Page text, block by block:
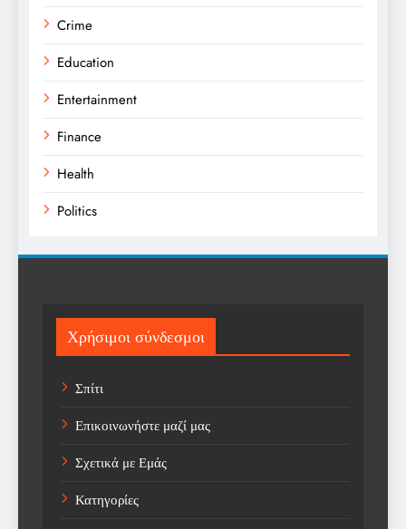
Crime
Education
Entertainment
Finance
Health
Politics
Sports
Technology
Trending
Weather
Αγορά
Αγορά Εργασίας
Χρήσιμοι σύνδεσμοι
Σπίτι
Επικοινωνήστε μαζί μας
Σχετικά με Εμάς
Κατηγορίες